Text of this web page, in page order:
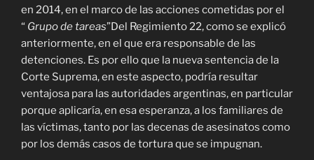
en 2014, en el marco de las acciones cometidas por el
“ Grupo de tareas”Del Regimiento 22, como se explicó
anteriormente, en el que era responsable de las
detenciones. Es por ello que la nueva sentencia de la
Corte Suprema, en este aspecto, podría resultar
ventajosa para las autoridades argentinas, en particular
porque aplicaría, en esa esperanza, a los familiares de
las víctimas, tanto por las decenas de asesinatos como
por los demás casos de tortura que se impugnan.